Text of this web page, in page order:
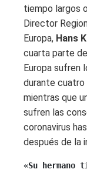
tiempo largos
Director
Europa, Hans
cuarta parte
Europa sufren
durante cuatro
mientras que
sufren las
coronavirus
después de la
«Su